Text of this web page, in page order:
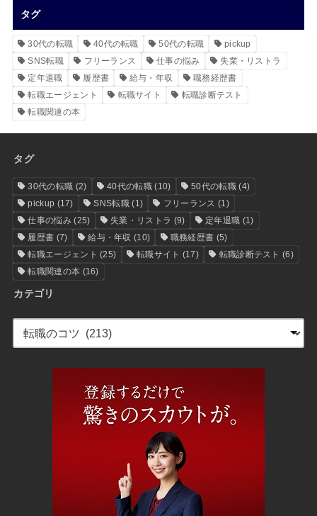
タグ
30代の転職 40代の転職 50代の転職
pickup
SNS転職
フリーランス 仕事の悩み
失業・リストラ
定年退職
履歴書 給与・年収
職務経歴書
転職エージェント
転職サイト
転職診断テスト
転職関連の本
タグ
30代の転職 (2) 40代の転職(10) 50代の転職(4)
pickup (17) SNS転職(1) フリーランス (1)
仕事の悩み(25) 失業・リストラ (9) 定年退職 (1)
履歴書 (7) 給与・年収 (10) 職務経歴書 (5)
転職エージェント (25) 転職サイト (17) 転職診断テスト (6)
転職関連の本 (16)
カテゴリ